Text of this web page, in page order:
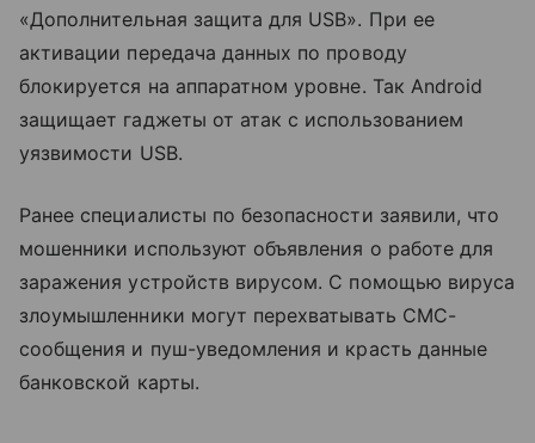
«Дополнительная защита для USB». При ее
активации передача данных по проводу
блокируется на аппаратном уровне. Так Android
защищает гаджеты от атак с использованием
уязвимости USB.
Ранее специалисты по безопасности заявили, что
мошенники используют объявления о работе для
заражения устройств вирусом. С помощью вируса
злоумышленники могут перехватывать СМС-
сообщения и пуш-уведомления и красть данные
банковской карты.